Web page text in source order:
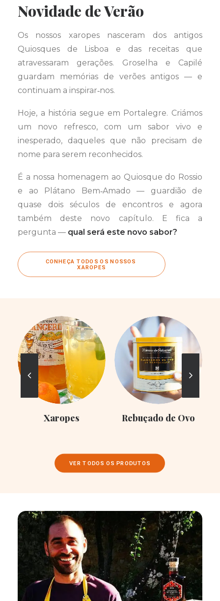
Novidade de Verão
Os nossos xaropes nasceram dos antigos
Quiosques de Lisboa e das receitas que
atravessaram gerações. Groselha e Capilé
guardam memórias de verões antigos — e
continuam a inspirar‑nos.
Hoje, a história segue em Portalegre. Criámos
um novo refresco, com um sabor vivo e
inesperado, daqueles que não precisam de
nome para serem reconhecidos.
É a nossa homenagem ao Quiosque do Rossio
e ao Plátano Bem‑Amado — guardião de
quase dois séculos de encontros e agora
também deste novo capítulo. E fica a
pergunta — qual será este novo sabor?
CONHEÇA TODOS OS NOSSOS
XAROPES
Xaropes Rebuçado de Ovo
VER TODOS OS PRODUTOS